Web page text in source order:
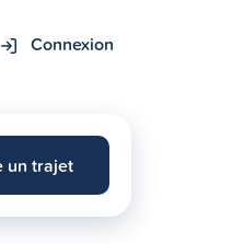
Connexion
un trajet